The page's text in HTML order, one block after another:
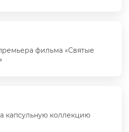
фильма «Святые
капсульную коллекцию